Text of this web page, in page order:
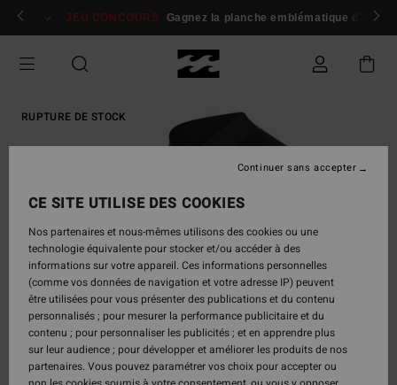
Passer
Se connecter / s'inscrire
JEU CONCOURS Gagnez la planche emblématique d'Andy
RUPTURE DE STOCK
CE SITE UTILISE DES COOKIES
Nos partenaires et nous-mêmes utilisons des cookies ou une
technologie équivalente pour stocker et/ou accéder à des
informations sur votre appareil. Ces informations personnelles
(comme vos données de navigation et votre adresse IP) peuvent
être utilisées pour vous présenter des publications et du contenu
personnalisés ; pour mesurer la performance publicitaire et du
contenu ; pour personnaliser les publicités ; et en apprendre plus
sur leur audience ; pour développer et améliorer les produits de nos
partenaires. Vous pouvez paramétrer vos choix pour accepter ou
Continuer sans accepter